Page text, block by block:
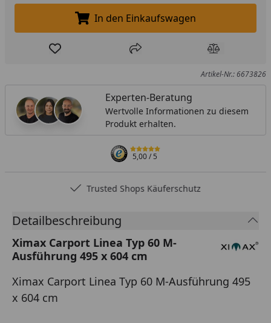
In den Einkaufswagen legen
In den Einkaufswagen
Produkt zur Wunschliste hinzufügen
Teilen Produkt
Artikel-Nr.: 6673826
Experten-Beratung
Wertvolle Informationen zu diesem
Produkt erhalten.
5,00/ 5
Trusted Shops Käuferschutz
Detailbeschreibung
Ximax Carport Linea Typ 60 M-
Ausführung 495 x 604 cm
Ximax Carport Linea Typ 60 M-Ausführung 495
x 604 cm